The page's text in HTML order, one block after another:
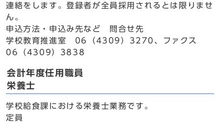
連絡をします。登録者が全員採用されるとは限りませ
ん。
申込方法・申込み先など 問合せ先
学校教育推進室 06（4309）3270、ファクス
06（4309）3838
会計年度任用職員
栄養士
学校給食課における栄養士業務です。
定員